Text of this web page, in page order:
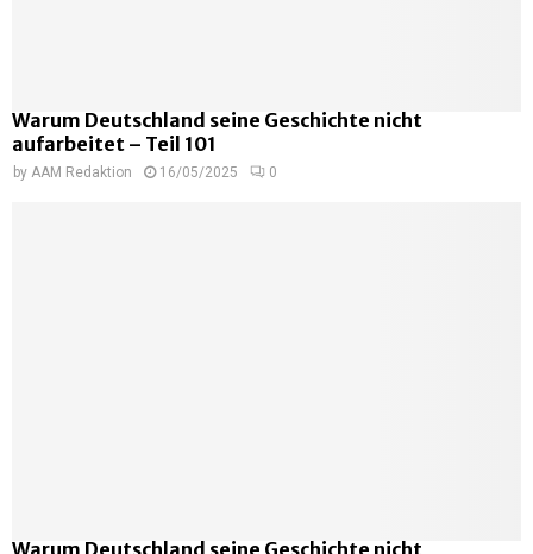
Warum Deutschland seine Geschichte nicht
aufarbeitet – Teil 101
by AAM Redaktion 16/05/2025 0
Warum Deutschland seine Geschichte nicht